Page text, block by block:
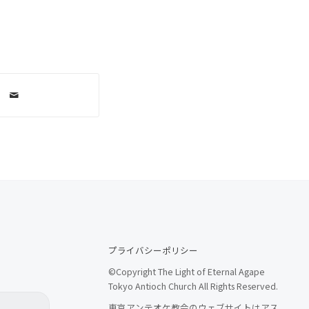
プライバシーポリシー
©Copyright The Light of Eternal Agape
Tokyo Antioch Church All Rights Reserved.